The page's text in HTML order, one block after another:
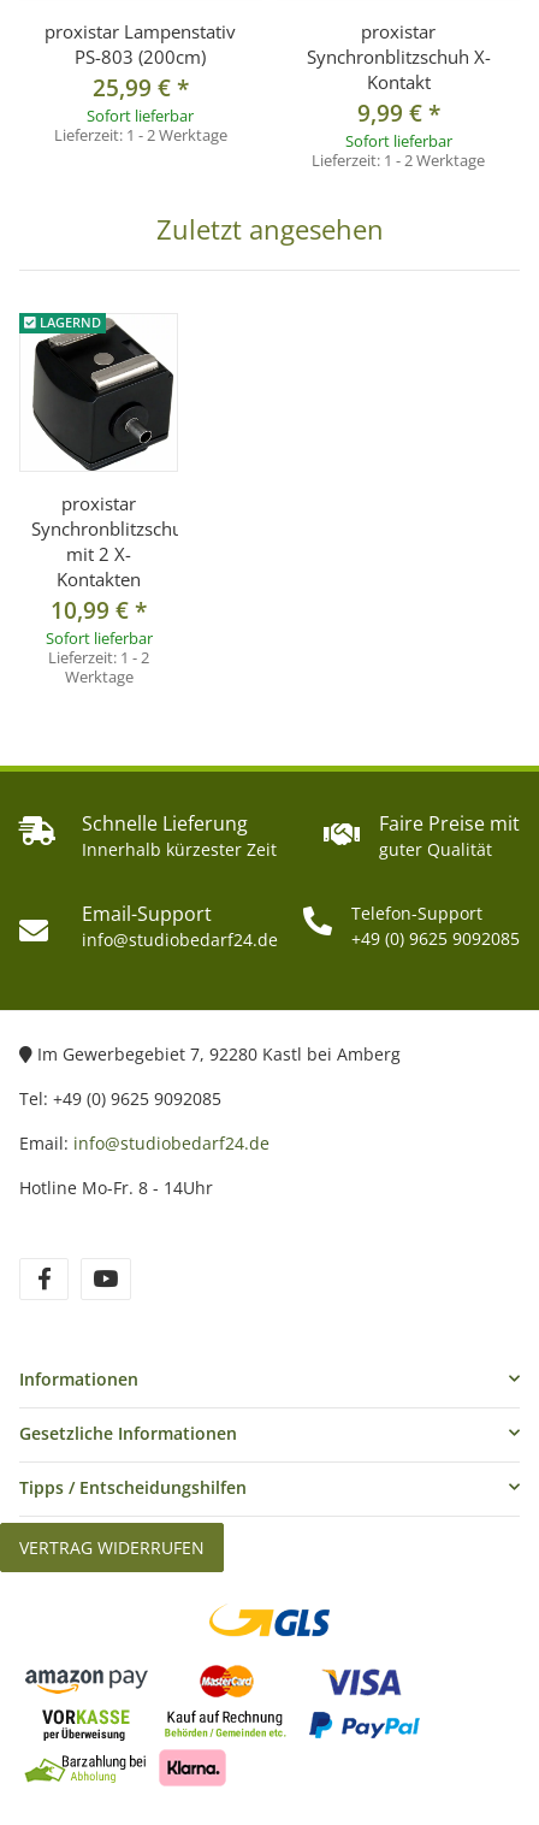
proxistar Lampenstativ
PS-803 (200cm)
25,99 €*
Sofort lieferbar
Lieferzeit: 1 - 2 Werktage
proxistar
Synchronblitzschuh X-
Kontakt
9,99 €*
Sofort lieferbar
Lieferzeit: 1 - 2 Werktage
Zuletzt angesehen
LAGERND
proxistar
Synchronblitzschuh
mit 2 X-
Kontakten
10,99 €*
Sofort lieferbar
Lieferzeit: 1 - 2
Werktage
Schnelle Lieferung
Innerhalb kürzester Zeit
Faire Preise mit
guter Qualität
Email-Support
info@studiobedarf24.de
Telefon-Support
+49 (0) 9625 9092085
Im Gewerbegebiet 7, 92280 Kastl bei Amberg
Tel: +49 (0) 9625 9092085
Email: info@studiobedarf24.de
Hotline Mo-Fr. 8 - 14Uhr
Informationen
Gesetzliche Informationen
Tipps / Entscheidungshilfen
VERTRAG WIDERRUFEN